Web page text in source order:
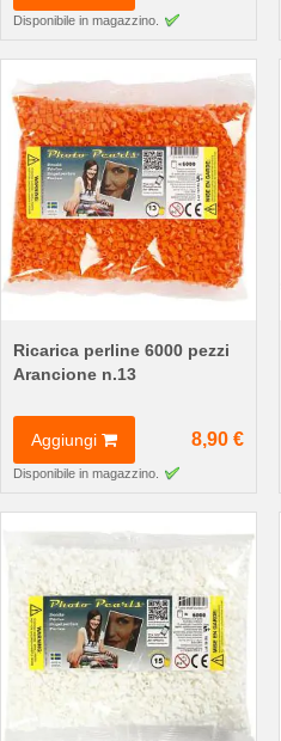
Disponibile in magazzino.
Ricarica perline 6000 pezzi
Arancione n.13
Aggiungi 8,90 €
Disponibile in magazzino.